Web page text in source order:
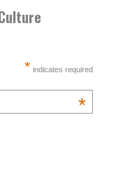
* indicates required
*